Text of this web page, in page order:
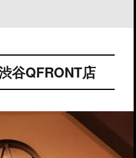
谷QFRONT店